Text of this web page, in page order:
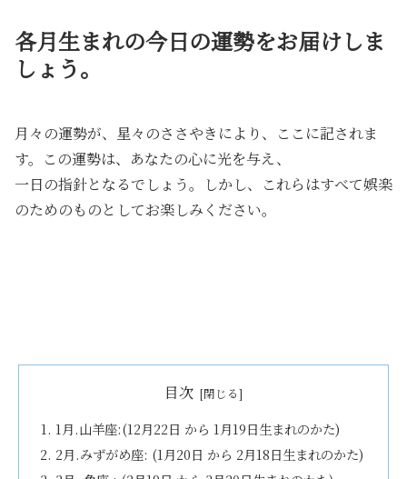
各月生まれの今日の運勢をお届けしま
しょう。
月々の運勢が、星々のささやきにより、ここに記されま
す。この運勢は、あなたの心に光を与え、
一日の指針となるでしょう。しかし、これらはすべて娯楽
のためのものとしてお楽しみください。
目次
1月.山羊座:(12月22日 から 1月19日生まれのかた)
2月.みずがめ座: (1月20日 から 2月18日生まれのかた)